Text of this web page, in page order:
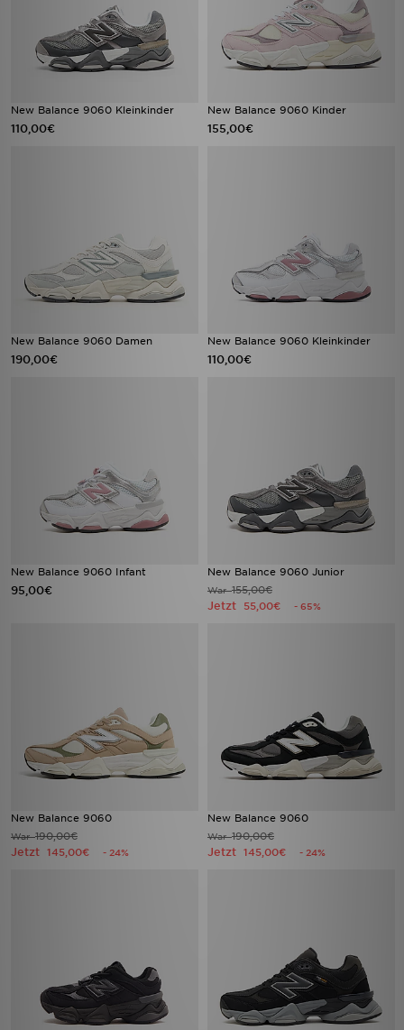
New Balance 9060 Kleinkinder
110,00€
New Balance 9060 Kinder
155,00€
New Balance 9060 Damen
190,00€
New Balance 9060 Kleinkinder
110,00€
New Balance 9060 Infant
95,00€
New Balance 9060 Junior
War155,00€
Jetzt 55,00€ - 65%
New Balance 9060
War190,00€
Jetzt 145,00€ - 24%
New Balance 9060
War190,00€
Jetzt 145,00€ - 24%